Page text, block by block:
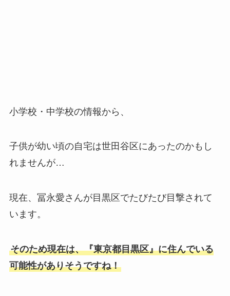
小学校・中学校の情報から、
子供が幼い頃の自宅は世田谷区にあったのかもし
れませんが…
現在、冨永愛さんが目黒区でたびたび目撃されて
います。
そのため現在は、『東京都目黒区』に住んでいる
可能性がありそうですね！